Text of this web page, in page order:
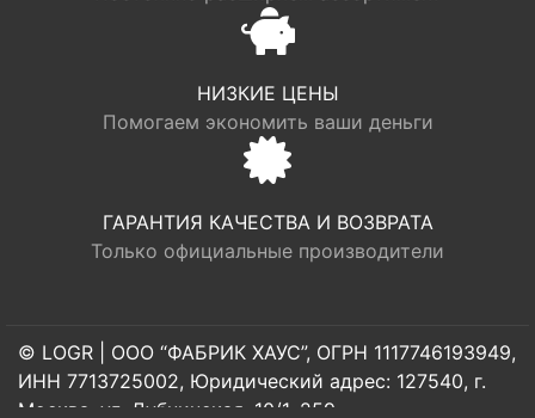
НИЗКИЕ ЦЕНЫ
Помогаем экономить ваши деньги
ГАРАНТИЯ КАЧЕСТВА И ВОЗВРАТА
Только официальные производители
© LOGR | ООО “ФАБРИК ХАУС”, ОГРН 1117746193949,
ИНН 7713725002, Юридический адрес: 127540, г.
Москва, ул. Дубнинская, 10/1, 259